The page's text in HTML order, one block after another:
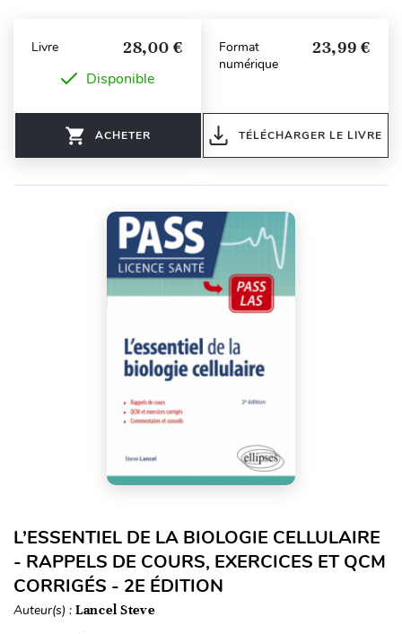
Livre 28,00 €
Disponible
ACHETER
Format
numérique
23,99 €
TÉLÉCHARGER LE LIVRE
L’ESSENTIEL DE LA BIOLOGIE CELLULAIRE
- RAPPELS DE COURS, EXERCICES ET QCM
CORRIGÉS - 2E ÉDITION
Auteur(s) : Lancel Steve